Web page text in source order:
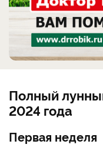
Полный
2024 года
Первая неделя